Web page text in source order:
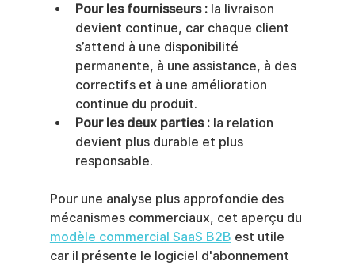
Pour les fournisseurs : la livraison
devient continue, car chaque client
s’attend à une disponibilité
permanente, à une assistance, à des
correctifs et à une amélioration
continue du produit.
Pour les deux parties : la relation
devient plus durable et plus
responsable.
Pour une analyse plus approfondie des
mécanismes commerciaux, cet aperçu du
modèle commercial SaaS B2B est utile
car il présente le logiciel d'abonnement